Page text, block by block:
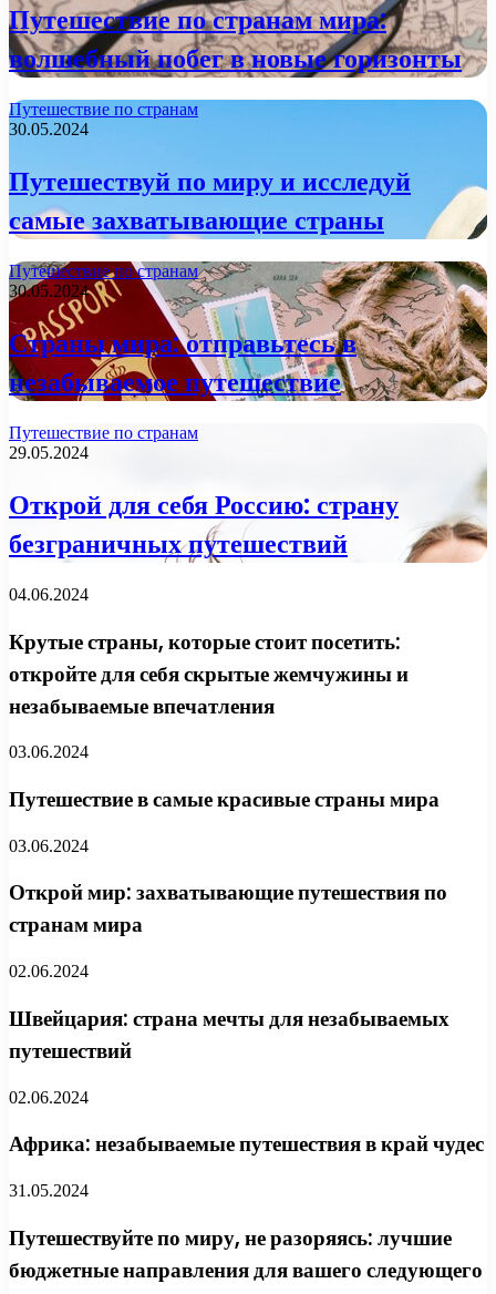
Путешествие по странам мира:
волшебный побег в новые горизонты
Путешествие по странам
30.05.2024
Путешествуй по миру и исследуй
самые захватывающие страны
Путешествие по странам
30.05.2024
Страны мира: отправьтесь в
незабываемое путешествие
Путешествие по странам
29.05.2024
Открой для себя Россию: страну
безграничных путешествий
04.06.2024
Крутые страны, которые стоит посетить:
откройте для себя скрытые жемчужины и
незабываемые впечатления
03.06.2024
Путешествие в самые красивые страны мира
03.06.2024
Открой мир: захватывающие путешествия по
странам мира
02.06.2024
Швейцария: страна мечты для незабываемых
путешествий
02.06.2024
Африка: незабываемые путешествия в край чудес
31.05.2024
Путешествуйте по миру, не разоряясь: лучшие
бюджетные направления для вашего следующего